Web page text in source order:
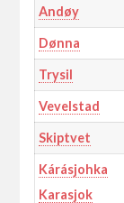
Andøy
Dønna
Trysil
Vevelstad
Skiptvet
Kárásjohka
Karasjok